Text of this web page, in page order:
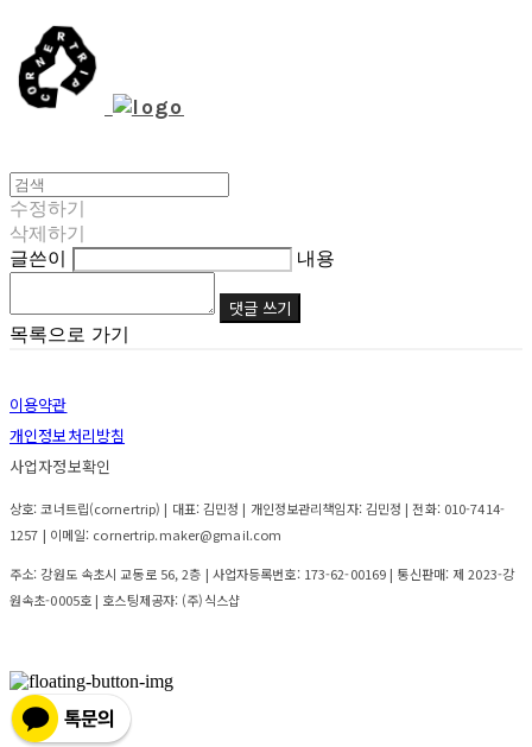
수정하기
삭제하기
글쓴이
내용
댓글 쓰기
목록으로 가기
이용약관
개인정보처리방침
사업자정보확인
상호: 코너트립(cornertrip) | 대표: 김민정 | 개인정보관리책임자: 김민정 | 전화: 010-7414-
1257 | 이메일: cornertrip.maker@gmail.com
주소: 강원도 속초시 교동로 56, 2층 | 사업자등록번호: 173-62-00169 | 통신판매: 제 2023-강
원속초-0005호 | 호스팅제공자: (주)식스샵